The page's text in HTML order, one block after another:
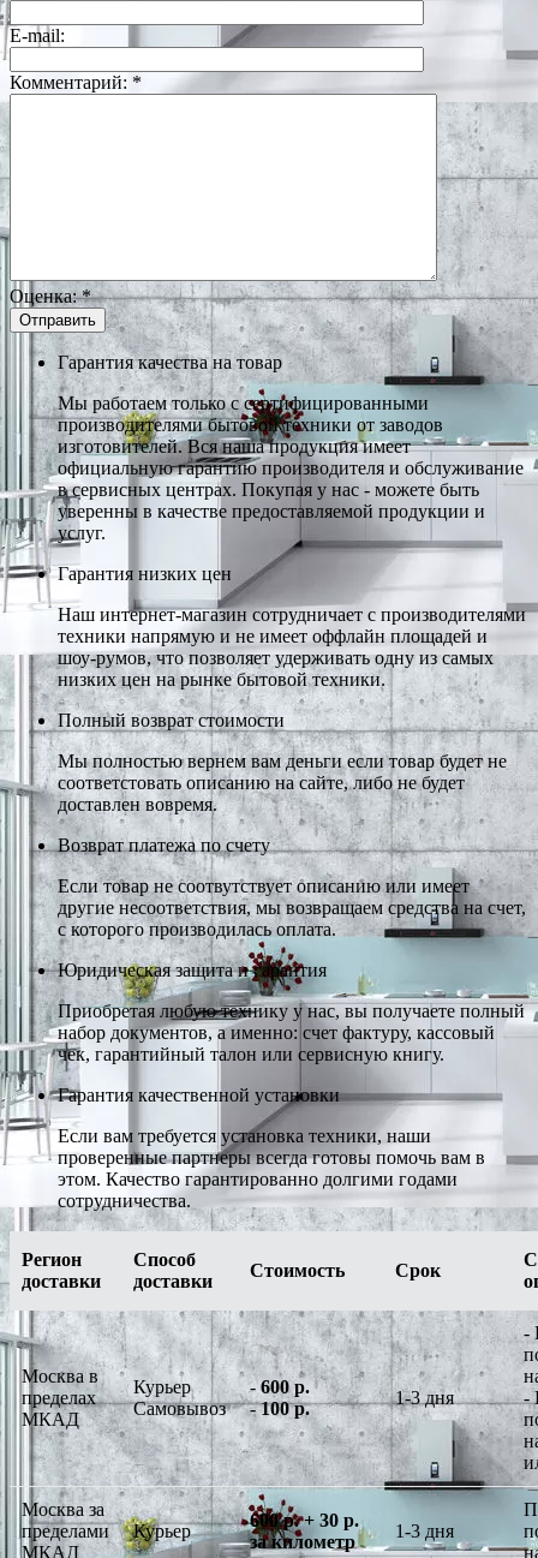
E-mail:
Комментарий: *
Оценка:*
Гарантия качества на товар
Мы работаем только с сертифицированными
производителями бытовой техники от заводов
изготовителей. Вся наша продукция имеет
официальную гарантию производителя и обслуживание
в сервисных центрах. Покупая у нас - можете быть
уверенны в качестве предоставляемой продукции и
услуг.
Гарантия низких цен
Наш интернет-магазин сотрудничает с производителями
техники напрямую и не имеет оффлайн площадей и
шоу-румов, что позволяет удерживать одну из самых
низких цен на рынке бытовой техники.
Полный возврат стоимости
Мы полностью вернем вам деньги если товар будет не
соответстовать описанию на сайте, либо не будет
доставлен вовремя.
Возврат платежа по счету
Если товар не соотвутствует описанию или имеет
другие несоответствия, мы возвращаем средства на счет,
с которого производилась оплата.
Юридическая защита и гарантия
Приобретая любую технику у нас, вы получаете полный
набор документов, а именно: счет фактуру, кассовый
чек, гарантийный талон или сервисную книгу.
Гарантия качественной установки
Если вам требуется установка техники, наши
проверенные партнеры всегда готовы помочь вам в
этом. Качество гарантированно долгими годами
сотрудничества.
Регион
доставки
Способ
доставки
Стоимость Срок
Москва в
пределах
МКАД
Курьер
Самовывоз
-600 р.
-100 р.
1-3 дня
-
-
Москва за
пределами
МКАД
Курьер
600 р. + 30 р.
за километр
1-3 дня